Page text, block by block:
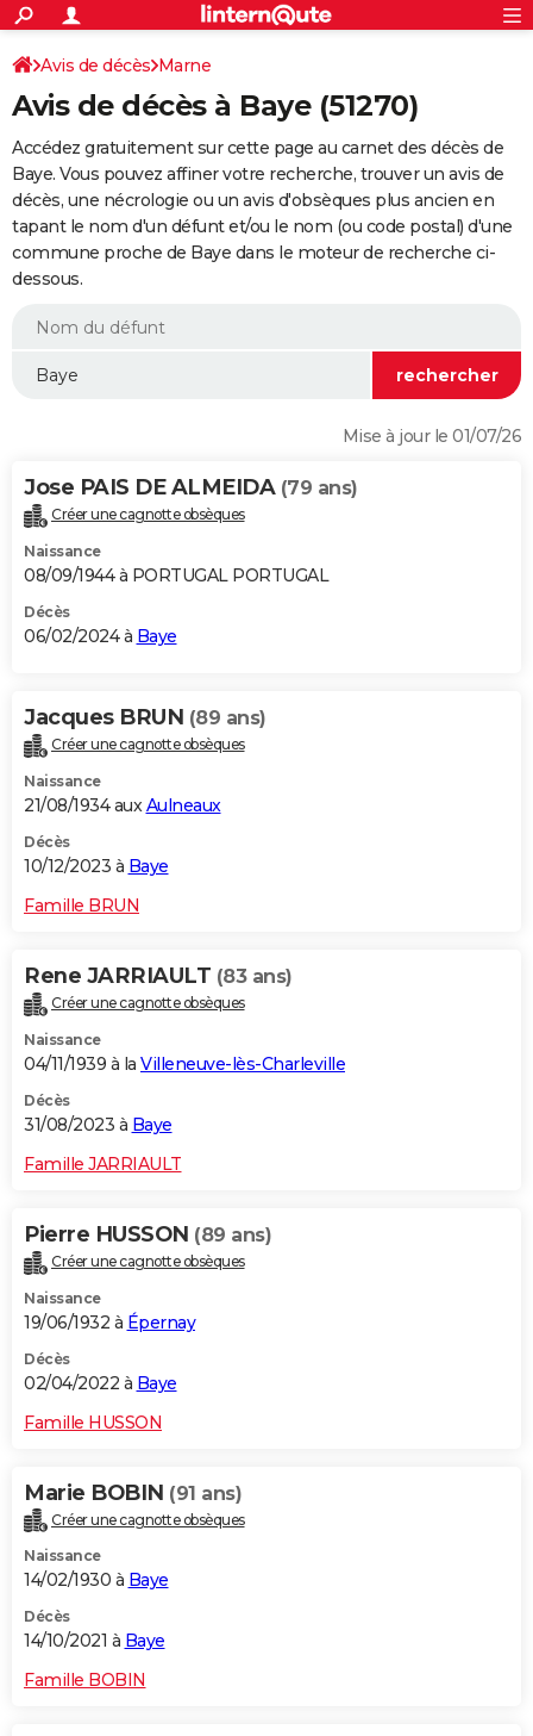
ACTUALITÉS
Politique
Société
Faits Divers
Education
Monde
Villes
+
SPORT
Coupe du monde 2026
Football
Tennis
Cyclisme
Rugby
Forum
Programme TV
TNT
Streaming
Cinéma
Sorties cinéma
Musique
+
FINANCE
Retraite
Epargne
Immobilier
Risques naturels par ville
Assurance
AUTO
Essais
Réserver un essai
Citadines
Berlines
SUV
Forum auto
+
HIGH-TECH
BRICOLAGE
WEEK-END
Alimentation
Guide de la santé
Maladies
Médicaments
Sommeil
VOYAGE
Destinations
City break
Voyage nature
Voyage de noces
Forum
Climat
+PHOTO
GUIDES D'ACHAT
CARTE DE VOEUX
Carte de Noël
Carte Bonne année
Carte Saint-Valentin
Carte Pâques
Carte d'anniversaire
DICTIONNAIRE
Dictionnaire
Biographies
Citations
Expressions
Proverbes
PROGRAMME TV
COPAINS D'AVANT
S'inscrire
Se connecter
Lycées
Collèges
Primaires
Universités
Entreprises
Service militaire
Avis de recherche
AVIS DE DÉCÈS
Bricolage
Lifestyle
Culture
Sport
Auto
Television
Voyage
Cinema
Avis de décès Marne
Avis de décès à Baye (51270)
Accédez gratuitement sur cette page au carnet des décès de
Baye. Vous pouvez affiner votre recherche, trouver un avis de
décès, une nécrologie ou un avis d'obsèques plus ancien en
tapant le nom d'un défunt et/ou le nom (ou code postal) d'une
commune proche de Baye dans le moteur de recherche ci-
dessous.
Mise à jour le 01/07/26
Jose PAIS DE ALMEIDA (79 ans)
Créer une cagnotte obsèques
Naissance
08/09/1944 à PORTUGAL PORTUGAL
Décès
06/02/2024 à Baye
Jacques BRUN (89 ans)
Créer une cagnotte obsèques
Naissance
21/08/1934 auxAulneaux
Décès
10/12/2023 à Baye
Famille BRUN
Rene JARRIAULT (83 ans)
Créer une cagnotte obsèques
Naissance
04/11/1939 à la Villeneuve-lès-Charleville
Décès
31/08/2023 à Baye
Famille JARRIAULT
Pierre HUSSON (89 ans)
Créer une cagnotte obsèques
Naissance
19/06/1932 à Épernay
Décès
02/04/2022 à Baye
Famille HUSSON
Marie BOBIN (91 ans)
Créer une cagnotte obsèques
Naissance
14/02/1930 à Baye
Décès
14/10/2021 à Baye
Famille BOBIN